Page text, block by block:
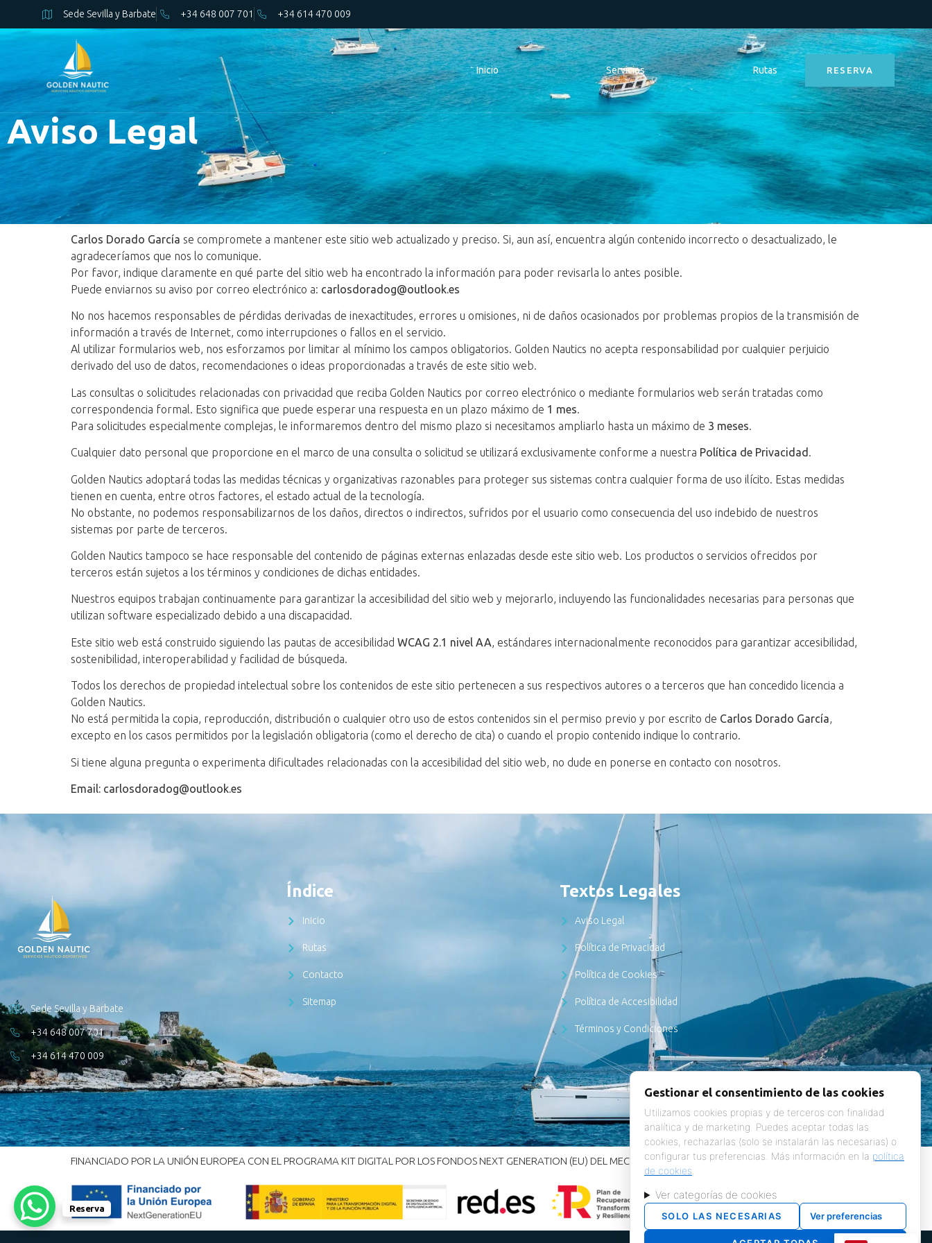
Sede Sevilla y Barbate +34 648 007 701 +34 614 470 009
Inicio Servicios Rutas RESERVA
Aviso Legal
Carlos Dorado García se compromete a mantener este sitio web actualizado y preciso. Si, aun así, encuentra algún contenido incorrecto o desactualizado, le
agradeceríamos que nos lo comunique.
Por favor, indique claramente en qué parte del sitio web ha encontrado la información para poder revisarla lo antes posible.
Puede enviarnos su aviso por correo electrónico a: carlosdoradog@outlook.es
No nos hacemos responsables de pérdidas derivadas de inexactitudes, errores u omisiones, ni de daños ocasionados por problemas propios de la transmisión de
información a través de Internet, como interrupciones o fallos en el servicio.
Al utilizar formularios web, nos esforzamos por limitar al mínimo los campos obligatorios. Golden Nautics no acepta responsabilidad por cualquier perjuicio
derivado del uso de datos, recomendaciones o ideas proporcionadas a través de este sitio web.
Las consultas o solicitudes relacionadas con privacidad que reciba Golden Nautics por correo electrónico o mediante formularios web serán tratadas como
correspondencia formal. Esto significa que puede esperar una respuesta en un plazo máximo de 1 mes.
Para solicitudes especialmente complejas, le informaremos dentro del mismo plazo si necesitamos ampliarlo hasta un máximo de 3 meses.
Cualquier dato personal que proporcione en el marco de una consulta o solicitud se utilizará exclusivamente conforme a nuestra Política de Privacidad .
Golden Nautics adoptará todas las medidas técnicas y organizativas razonables para proteger sus sistemas contra cualquier forma de uso ilícito. Estas medidas
tienen en cuenta, entre otros factores, el estado actual de la tecnología.
No obstante, no podemos responsabilizarnos de los daños, directos o indirectos, sufridos por el usuario como consecuencia del uso indebido de nuestros
sistemas por parte de terceros.
Golden Nautics tampoco se hace responsable del contenido de páginas externas enlazadas desde este sitio web. Los productos o servicios ofrecidos por
terceros están sujetos a los términos y condiciones de dichas entidades.
Nuestros equipos trabajan continuamente para garantizar la accesibilidad del sitio web y mejorarlo, incluyendo las funcionalidades necesarias para personas que
utilizan software especializado debido a una discapacidad.
Este sitio web está construido siguiendo las pautas de accesibilidad WCAG 2.1 nivel AA, estándares internacionalmente reconocidos para garantizar accesibilidad,
sostenibilidad, interoperabilidad y facilidad de búsqueda.
Todos los derechos de propiedad intelectual sobre los contenidos de este sitio pertenecen a sus respectivos autores o a terceros que han concedido licencia a
Golden Nautics.
No está permitida la copia, reproducción, distribución o cualquier otro uso de estos contenidos sin el permiso previo y por escrito de Carlos Dorado García,
excepto en los casos permitidos por la legislación obligatoria (como el derecho de cita) o cuando el propio contenido indique lo contrario.
Si tiene alguna pregunta o experimenta dificultades relacionadas con la accesibilidad del sitio web, no dude en ponerse en contacto con nosotros.
Email: carlosdoradog@outlook.es
Sede Sevilla y Barbate
+34 648 007 701
+34 614 470 009
Índice
Inicio
Rutas
Contacto
Sitemap
Textos Legales
Aviso Legal
Política de Privacidad
Política de Cookies
Política de Accesibilidad
Términos y Condiciones
FINANCIADO POR LA UNIÓN EUROPEA CON EL PROGRAMA KIT DIGITAL POR LOS FONDOS NEXT GENERATION (EU) DEL MECANISMO DE RECUPERACIÓN Y RESILENCIA
Gestionar el consentimiento de las cookies
Utilizamos cookies propias y de terceros con finalidad
analítica y de marketing. Puedes aceptar todas las
cookies, rechazarlas (solo se instalarán las necesarias) o
configurar tus preferencias. Más información en la política
de cookies
Ver categorías de cookies
SOLO LAS NECESARIAS Ver preferencias
Reserva